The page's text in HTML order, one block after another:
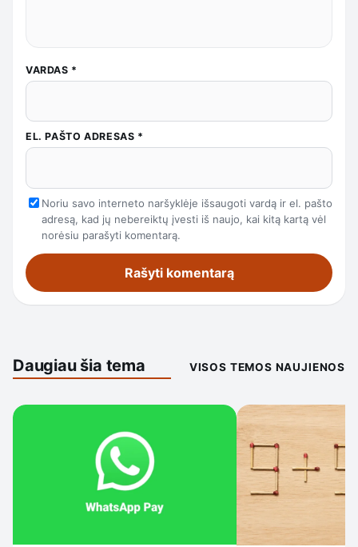
VARDAS *
EL. PAŠTO ADRESAS *
Noriu savo interneto naršyklėje išsaugoti vardą ir el. pašto
adresą, kad jų nebereiktų įvesti iš naujo, kai kitą kartą vėl
norėsiu parašyti komentarą.
Daugiau šia tema VISOS TEMOS NAUJIENOS